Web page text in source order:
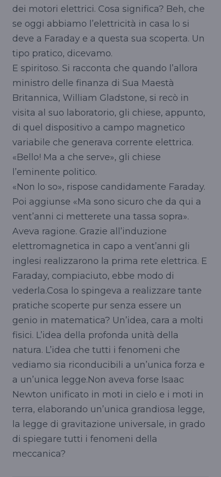
dei motori elettrici. Cosa significa? Beh, che
se oggi abbiamo l’elettricità in casa lo si
deve a Faraday e a questa sua scoperta. Un
tipo pratico, dicevamo.
E spiritoso. Si racconta che quando l’allora
ministro delle finanza di Sua Maestà
Britannica, William Gladstone, si recò in
visita al suo laboratorio, gli chiese, appunto,
di quel dispositivo a campo magnetico
variabile che generava corrente elettrica.
«Bello! Ma a che serve», gli chiese
l’eminente politico.
«Non lo so», rispose candidamente Faraday.
Poi aggiunse «Ma sono sicuro che da qui a
vent’anni ci metterete una tassa sopra».
Aveva ragione. Grazie all’induzione
elettromagnetica in capo a vent’anni gli
inglesi realizzarono la prima rete elettrica. E
Faraday, compiaciuto, ebbe modo di
vederla.Cosa lo spingeva a realizzare tante
pratiche scoperte pur senza essere un
genio in matematica? Un’idea, cara a molti
fisici. L’idea della profonda unità della
natura. L’idea che tutti i fenomeni che
vediamo sia riconducibili a un’unica forza e
a un’unica legge.Non aveva forse Isaac
Newton unificato in moti in cielo e i moti in
terra, elaborando un’unica grandiosa legge,
la legge di gravitazione universale, in grado
di spiegare tutti i fenomeni della
meccanica?